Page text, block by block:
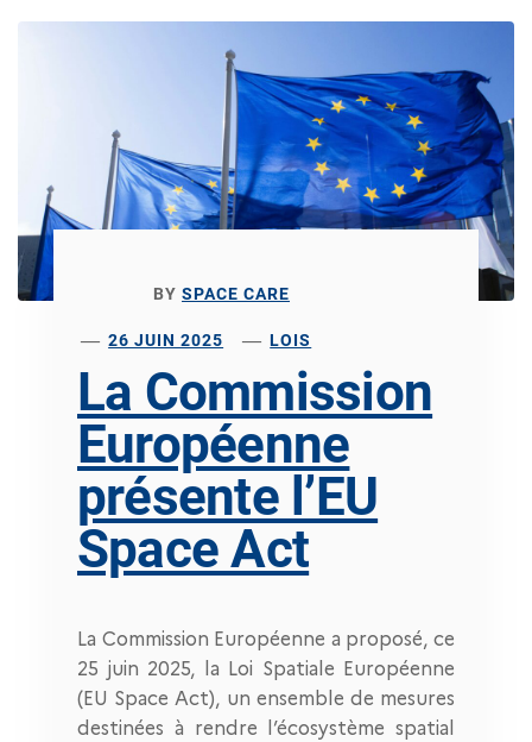
BY SPACE CARE
26 JUIN 2025 LOIS
La Commission
Européenne
présente l’EU
Space Act
La Commission Européenne a proposé, ce
25 juin 2025, la Loi Spatiale Européenne
(EU Space Act), un ensemble de mesures
destinées à rendre l’écosystème spatial